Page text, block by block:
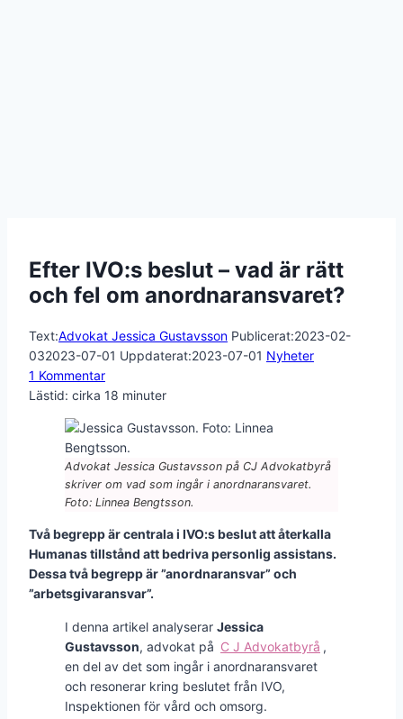
Efter IVO:s beslut – vad är rätt
och fel om anordnaransvaret?
Text:Advokat Jessica Gustavsson Publicerat:2023-02-
032023-07-01 Uppdaterat:2023-07-01 Nyheter
1 Kommentar
Lästid: cirka 18 minuter
Advokat Jessica Gustavsson på CJ Advokatbyrå
skriver om vad som ingår i anordnaransvaret.
Foto: Linnea Bengtsson.
Två begrepp är centrala i IVO:s beslut att återkalla
Humanas tillstånd att bedriva personlig assistans.
Dessa två begrepp är ”anordnaransvar” och
”arbetsgivaransvar”.
I denna artikel analyserar Jessica
Gustavsson, advokat på C J Advokatbyrå ,
en del av det som ingår i anordnaransvaret
och resonerar kring beslutet från IVO,
Inspektionen för vård och omsorg.